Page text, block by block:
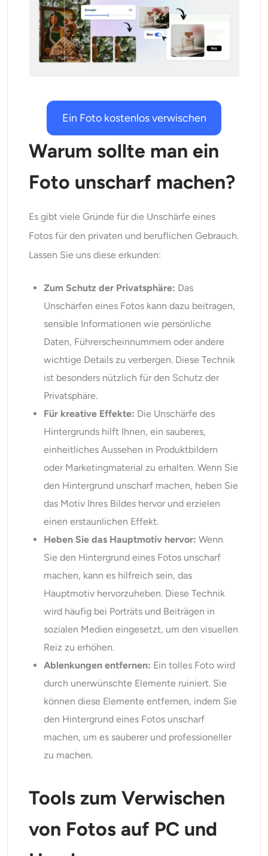
Headshot-Generator Pro
KI-Headshot-Generator
Video-Werkzeuge
Videoeffekte
Video-Verstärker
Video-Wasserzeichen-Entferner
Ein Foto kostenlos verwischen
Warum sollte man ein
Foto unscharf machen?
Es gibt viele Gründe für die Unschärfe eines
Fotos für den privaten und beruflichen Gebrauch.
Lassen Sie uns diese erkunden:
Zum Schutz der Privatsphäre: Das
Unschärfen eines Fotos kann dazu beitragen,
sensible Informationen wie persönliche
Daten, Führerscheinnummern oder andere
wichtige Details zu verbergen. Diese Technik
ist besonders nützlich für den Schutz der
Privatsphäre.
Für kreative Effekte: Die Unschärfe des
Hintergrunds hilft Ihnen, ein sauberes,
einheitliches Aussehen in Produktbildern
oder Marketingmaterial zu erhalten. Wenn Sie
den Hintergrund unscharf machen, heben Sie
das Motiv Ihres Bildes hervor und erzielen
einen erstaunlichen Effekt.
Heben Sie das Hauptmotiv hervor: Wenn
Sie den Hintergrund eines Fotos unscharf
machen, kann es hilfreich sein, das
Hauptmotiv hervorzuheben. Diese Technik
wird häufig bei Porträts und Beiträgen in
sozialen Medien eingesetzt, um den visuellen
Reiz zu erhöhen.
Ablenkungen entfernen: Ein tolles Foto wird
durch unerwünschte Elemente ruiniert. Sie
können diese Elemente entfernen, indem Sie
den Hintergrund eines Fotos unscharf
machen, um es sauberer und professioneller
zu machen.
Tools zum Verwischen
von Fotos auf PC und